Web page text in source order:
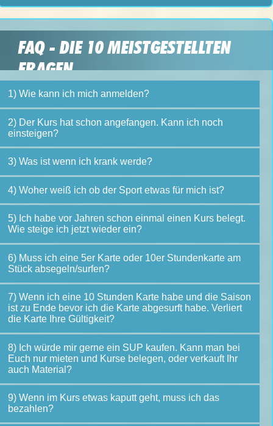
FAQ - DIE 10 MEISTGESTELLTEN
FRAGEN
1) Wie kann ich mich anmelden?
2) Der Kurs hat schon angefangen. Kann ich noch
einsteigen?
3) Was ist wenn ich krank werde?
4) Woher weiß ich ob der Sport etwas für mich ist?
5) Ich habe vor Jahren schon einmal einen Kurs belegt.
Wie steige ich jetzt wieder ein?
6) Muss ich eine 5er Karte oder 10er Stundenkarte am
Stück absegeln/surfen?
7) Wenn ich eine 10 Stunden Karte habe und die Saison
ist zu Ende bevor ich die Karte abgesurft habe. Verliert
die Karte Ihre Gültigkeit?
8) Ich würde mir gerne ein SUP kaufen. Kann man bei
Euch nur mieten und Kurse belegen, oder verkauft Ihr
auch Material?
9) Wenn im Kurs etwas kaputt geht, muss ich das
bezahlen?